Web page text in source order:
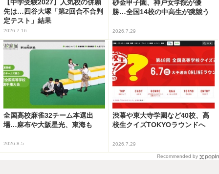
【中学受験2027】人気校の併願
先は…四谷大塚「第2回合不合判
定テスト」結果
2026.7.16
砂金甲子園、神戸女学院が優
勝…全国14校の中高生が腕競う
2026.7.29
全国高校麻雀32チーム本選出
場…麻布や大阪星光、東海も
2026.8.5
渋幕や東大寺学園など40校、高
校生クイズTOKYOラウンドへ
2026.7.29
Recommended by